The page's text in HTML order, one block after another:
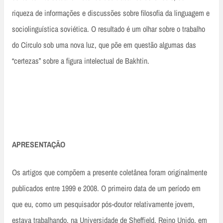
riqueza de informações e discussões sobre filosofia da linguagem e
sociolinguística soviética. O resultado é um olhar sobre o trabalho
do Círculo sob uma nova luz, que põe em questão algumas das
“certezas” sobre a figura intelectual de Bakhtin.
APRESENTAÇÃO
Os artigos que compõem a presente coletânea foram originalmente
publicados entre 1999 e 2008. O primeiro data de um período em
que eu, como um pesquisador pós-doutor relativamente jovem,
estava trabalhando, na Universidade de Sheffield, Reino Unido, em